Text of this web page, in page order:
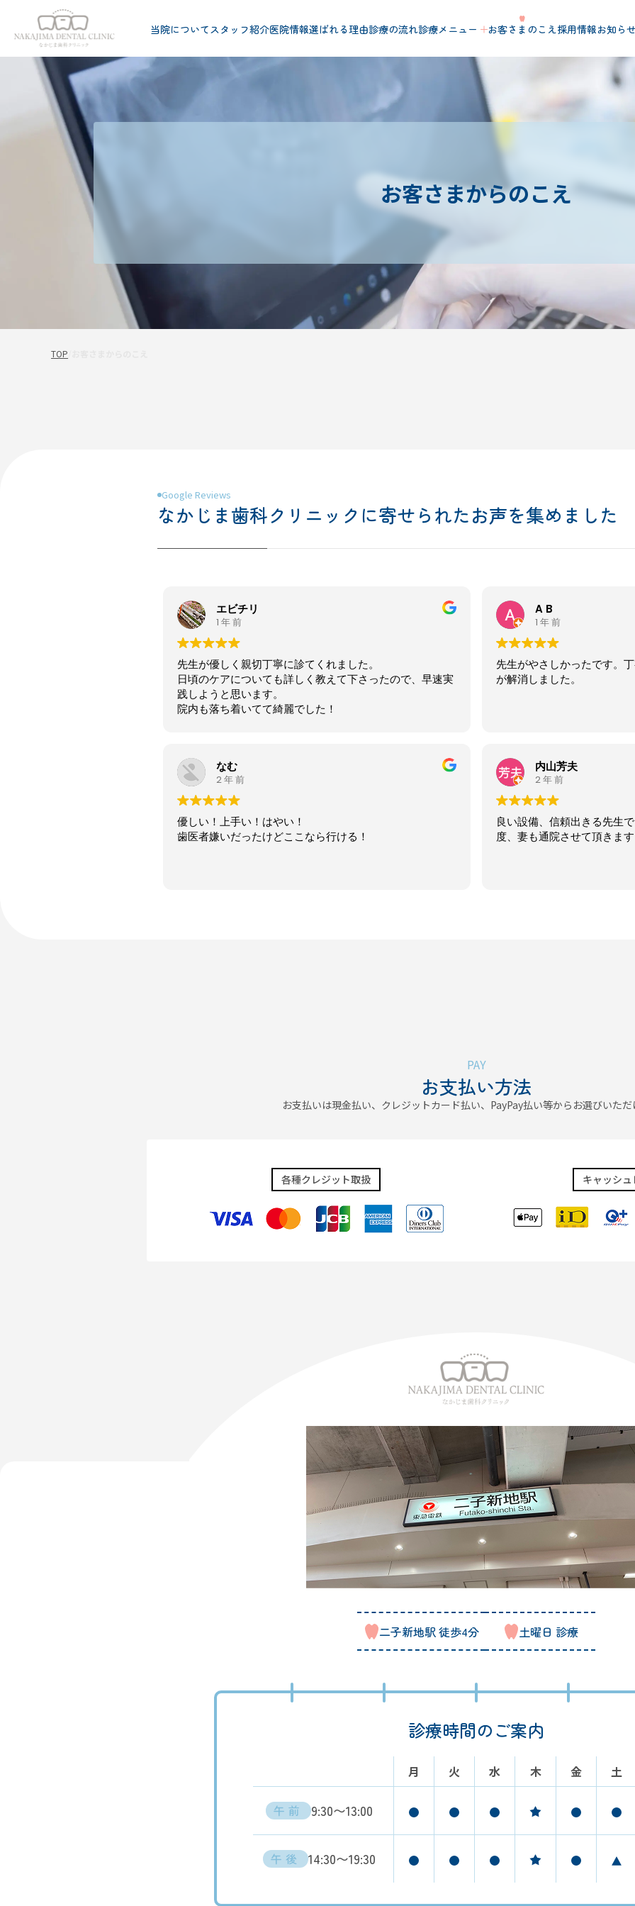
当院について スタッフ紹介医院情報選ばれる理由診療の流れ診療メニュー お客さま のこえ採用情報お知ら
お客さまからのこえ
TOP
Google Reviews
なかじま歯科クリニックに寄せられたお声を集めました
エビチリ
1 年 前
先生が優しく親切丁寧に診てくれました。
日頃のケアについても詳しく教えて下さったので、早速実
践しようと思います。
院内も落ち着いてて綺麗でした！
A B
1 年 前
先生がやさしかったです。
が解消しました。
なむ
2 年 前
優しい！上手い！はやい！
歯医者嫌いだったけどここなら行ける！
内山芳夫
2 年 前
良い設備、信頼出きる先生
度、妻も通院させて頂きま
PAY
お支払い方法
お支払いは現金払い、クレジットカード払い、PayPay払い等からお選びいただ
各種クレジット取扱 キャッシ
二子新地駅 徒歩4分 土曜日 診療
診療時間のご案内
月 火 水 木 金 土
午前 9:30〜13:00
午後 14:30〜19:30